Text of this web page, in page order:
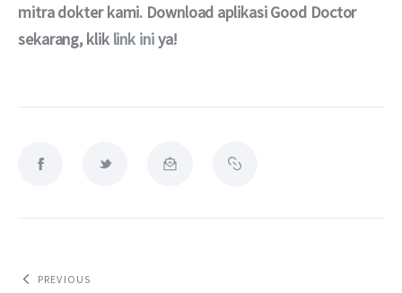
mitra dokter kami. Download aplikasi Good Doctor
sekarang, klik link ini ya!
PREVIOUS